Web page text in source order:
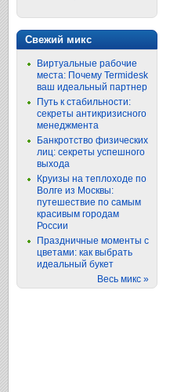
Свежий микс
Виртуальные рабочие
места: Почему Termidesk
ваш идеальный партнер
Путь к стабильности:
секреты антикризисного
менеджмента
Банкротство физических
лиц: секреты успешного
выхода
Круизы на теплоходе по
Волге из Москвы:
путешествие по самым
красивым городам
России
Праздничные моменты с
цветами: как выбрать
идеальный букет
Весь микс »